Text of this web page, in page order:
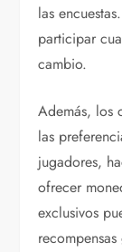
las
participar
cambio.
Además, los
las
jugadores,
ofrecer
exclusivos